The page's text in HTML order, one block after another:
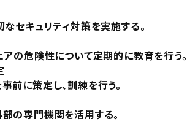
セキュリティ対策を実施する。
の危険性について定期的に教育を行う。
前に策定し、訓練を行う。
の専門機関を活用する。